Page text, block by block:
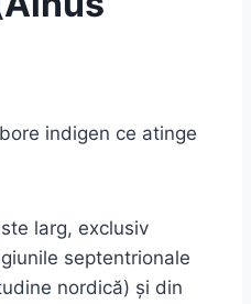
indigen ce atinge
larg, exclusiv
septentrionale
nordică) şi din